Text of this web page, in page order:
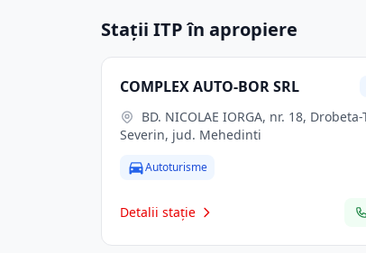
Stații ITP în apropiere
COMPLEX AUTO-BOR SRL
Severin, jud. Mehedinti
Autoturisme
Detalii stație